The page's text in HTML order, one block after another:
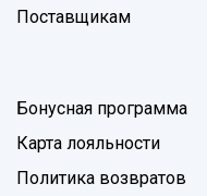
Поставщикам
Бонусная программа
Карта лояльности
Политика возвратов